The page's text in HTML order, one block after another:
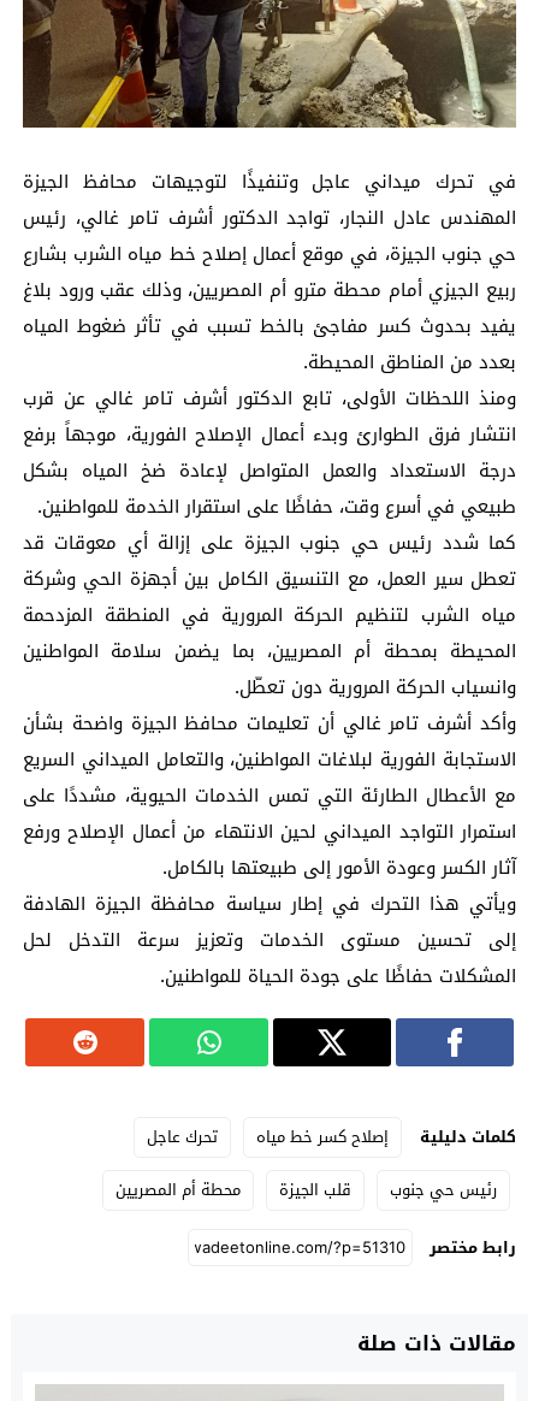
في تحرك ميداني عاجل وتنفيذًا لتوجيهات محافظ الجيزة
المهندس عادل النجار، تواجد الدكتور أشرف تامر غالي، رئيس
حي جنوب الجيزة، في موقع أعمال إصلاح خط مياه الشرب بشارع
ربيع الجيزي أمام محطة مترو أم المصريين، وذلك عقب ورود بلاغ
يفيد بحدوث كسر مفاجئ بالخط تسبب في تأثر ضغوط المياه
بعدد من المناطق المحيطة.
ومنذ اللحظات الأولى، تابع الدكتور أشرف تامر غالي عن قرب
انتشار فرق الطوارئ وبدء أعمال الإصلاح الفورية، موجهاً برفع
درجة الاستعداد والعمل المتواصل لإعادة ضخ المياه بشكل
طبيعي في أسرع وقت، حفاظًا على استقرار الخدمة للمواطنين.
كما شدد رئيس حي جنوب الجيزة على إزالة أي معوقات قد
تعطل سير العمل، مع التنسيق الكامل بين أجهزة الحي وشركة
مياه الشرب لتنظيم الحركة المرورية في المنطقة المزدحمة
المحيطة بمحطة أم المصريين، بما يضمن سلامة المواطنين
وانسياب الحركة المرورية دون تعطّل.
وأكد أشرف تامر غالي أن تعليمات محافظ الجيزة واضحة بشأن
الاستجابة الفورية لبلاغات المواطنين، والتعامل الميداني السريع
مع الأعطال الطارئة التي تمس الخدمات الحيوية، مشددًا على
استمرار التواجد الميداني لحين الانتهاء من أعمال الإصلاح ورفع
آثار الكسر وعودة الأمور إلى طبيعتها بالكامل.
ويأتي هذا التحرك في إطار سياسة محافظة الجيزة الهادفة
إلى تحسين مستوى الخدمات وتعزيز سرعة التدخل لحل
المشكلات حفاظًا على جودة الحياة للمواطنين.
كلمات دليلية إصلاح كسر خط مياه
تحرك عاجل
رئيس حي جنوب
قلب الجيزة
محطة أم المصريين
رابط مختصر
مقالات ذات صلة